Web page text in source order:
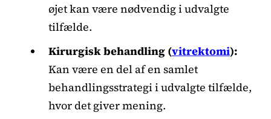
øjet kan være nødvendig i udvalgte
tilfælde.
Kirurgisk behandling (vitrektomi):
Kan være en del af en samlet
behandlingsstrategi i udvalgte tilfælde,
hvor det giver mening.